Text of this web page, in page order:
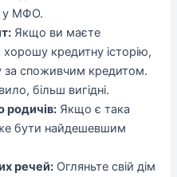
у МФО.
Якщо ви маєте
хорошу кредитну історію,
за споживчим кредитом.
більш вигідні.
родичів: Якщо є така
бути найдешевшим
речей: Огляньте свій дім